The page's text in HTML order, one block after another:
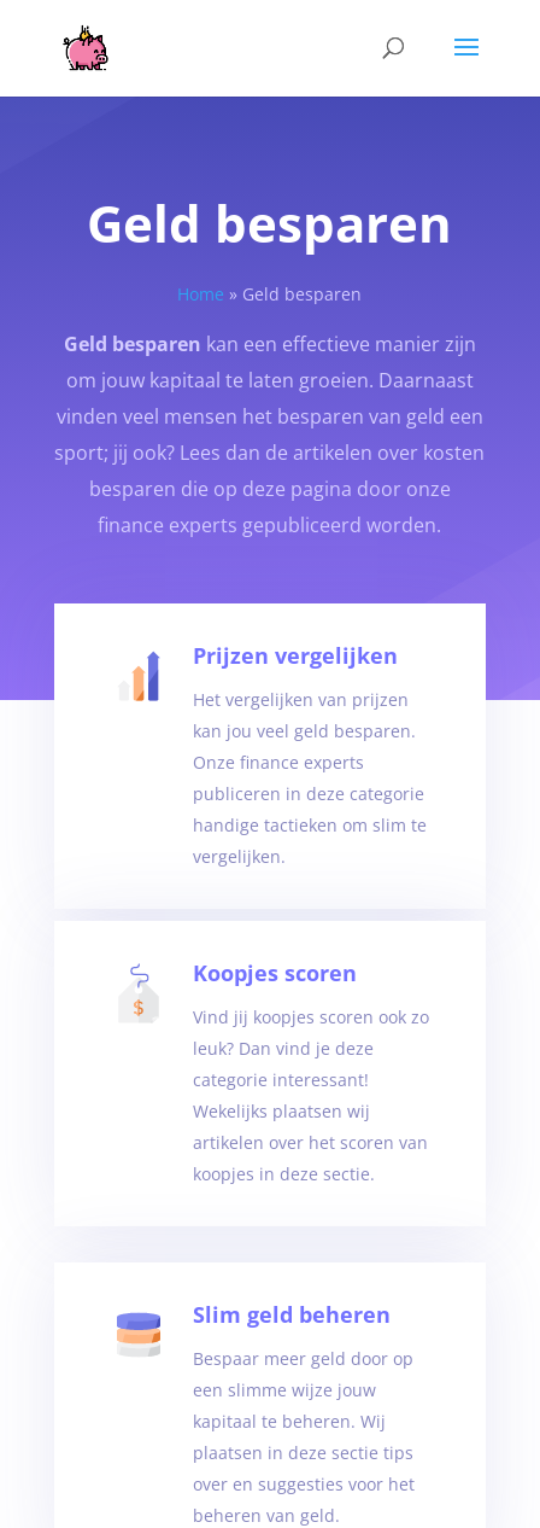
Geld besparen
Home » Geld besparen
Geld besparen kan een effectieve manier zijn
om jouw kapitaal te laten groeien. Daarnaast
vinden veel mensen het besparen van geld een
sport; jij ook? Lees dan de artikelen over kosten
besparen die op deze pagina door onze
finance experts gepubliceerd worden.
Prijzen vergelijken
Het vergelijken van prijzen
kan jou veel geld besparen.
Onze finance experts
publiceren in deze categorie
handige tactieken om slim te
vergelijken.
Koopjes scoren
Vind jij koopjes scoren ook zo
leuk? Dan vind je deze
categorie interessant!
Wekelijks plaatsen wij
artikelen over het scoren van
koopjes in deze sectie.
Slim geld beheren
Bespaar meer geld door op
een slimme wijze jouw
kapitaal te beheren. Wij
plaatsen in deze sectie tips
over en suggesties voor het
beheren van geld.